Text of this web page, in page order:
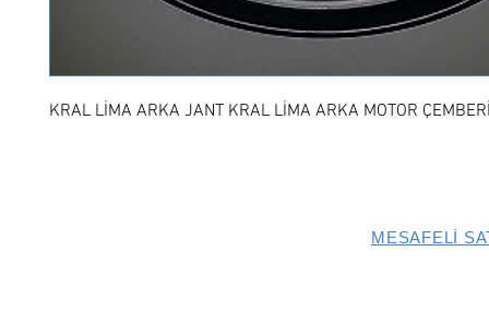
KRAL LİMA ARKA JANT KRAL LİMA ARKA MOTOR
MESAFELİ